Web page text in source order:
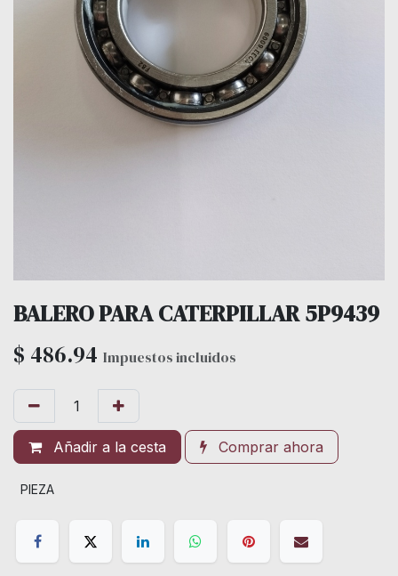
BALERO PARA CATERPILLAR 5P9439
$ 486.94 Impuestos incluidos
Añadir a la cesta Comprar ahora
PIEZA